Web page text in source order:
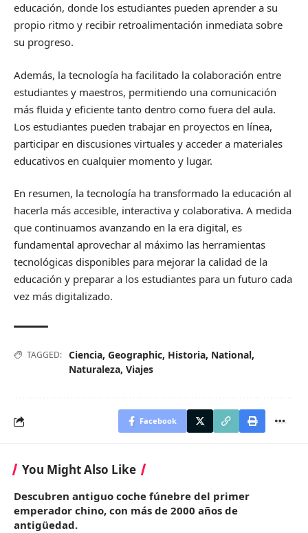
educación, donde los estudiantes pueden aprender a su
propio ritmo y recibir retroalimentación inmediata sobre
su progreso.
Además, la tecnología ha facilitado la colaboración entre
estudiantes y maestros, permitiendo una comunicación
más fluida y eficiente tanto dentro como fuera del aula.
Los estudiantes pueden trabajar en proyectos en línea,
participar en discusiones virtuales y acceder a materiales
educativos en cualquier momento y lugar.
En resumen, la tecnología ha transformado la educación al
hacerla más accesible, interactiva y colaborativa. A medida
que continuamos avanzando en la era digital, es
fundamental aprovechar al máximo las herramientas
tecnológicas disponibles para mejorar la calidad de la
educación y preparar a los estudiantes para un futuro cada
vez más digitalizado.
TAGGED: Ciencia, Geographic, Historia, National,
Naturaleza, Viajes
Facebook
You Might Also Like
Descubren antiguo coche fúnebre del primer
emperador chino, con más de 2000 años de
antigüedad.